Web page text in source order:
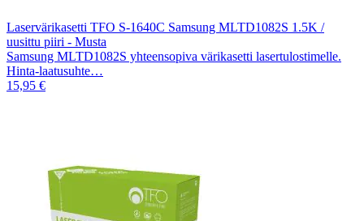
Laservärikasetti TFO S-1640C Samsung MLTD1082S 1.5K /
uusittu piiri - Musta
Samsung MLTD1082S yhteensopiva värikasetti lasertulostimelle.
Hinta-laatusuhte…
15,95 €